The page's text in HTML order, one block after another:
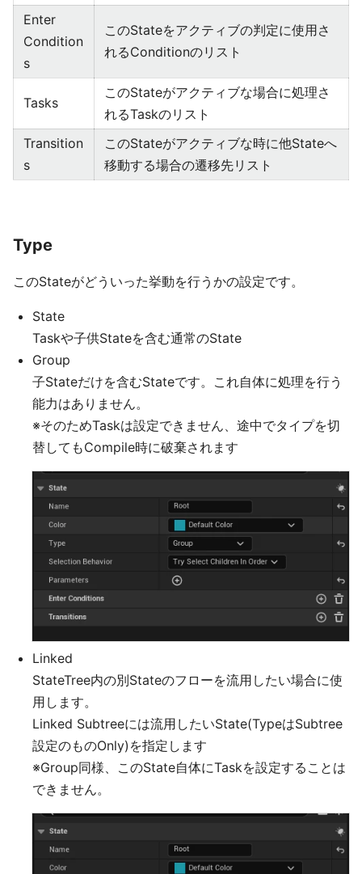
Enter
Condition
s
このStateをアクティブの判定に使用さ
れるConditionのリスト
Tasks
このStateがアクティブな場合に処理さ
れるTaskのリスト
Transition
s
このStateがアクティブな時に他Stateへ
移動する場合の遷移先リスト
Type
このStateがどういった挙動を行うかの設定です。
State
Taskや子供Stateを含む通常のState
Group
子Stateだけを含むStateです。これ自体に処理を行う
能力はありません。
※そのためTaskは設定できません、途中でタイプを切
替してもCompile時に破棄されます
Linked
StateTree内の別Stateのフローを流用したい場合に使
用します。
Linked Subtreeには流用したいState(TypeはSubtree
設定のものOnly)を指定します
※Group同様、このState自体にTaskを設定することは
できません。